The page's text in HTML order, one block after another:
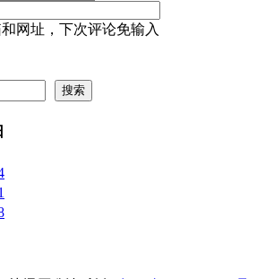
网址，下次评论免输入
搜索